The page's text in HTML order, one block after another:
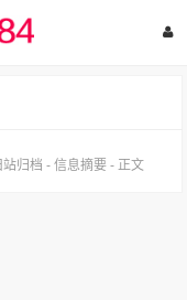
站归档 - 信息摘要- 正文